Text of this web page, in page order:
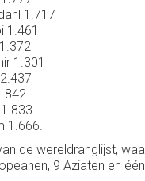
1.717
1.461
1.301
1.666.
de wereldranglijst,
9 Aziaten en